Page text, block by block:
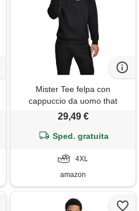
Mister Tee felpa con
cappuccio da uomo that
noise, nero, 4xl
29,49 €
Sped. gratuita
4XL
amazon